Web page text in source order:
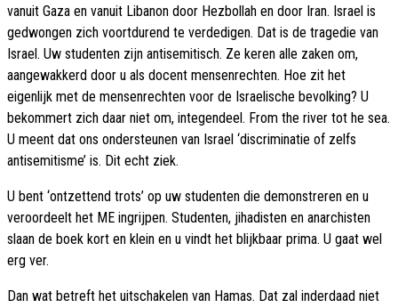
vanuit Gaza en vanuit Libanon door Hezbollah en door Iran. Israel is
gedwongen zich voortdurend te verdedigen. Dat is de tragedie van
Israel. Uw studenten zijn antisemitisch. Ze keren alle zaken om,
aangewakkerd door u als docent mensenrechten. Hoe zit het
eigenlijk met de mensenrechten voor de Israelische bevolking? U
bekommert zich daar niet om, integendeel. From the river tot he sea.
U meent dat ons ondersteunen van Israel ‘discriminatie of zelfs
antisemitisme’ is. Dit echt ziek.
U bent ‘ontzettend trots’ op uw studenten die demonstreren en u
veroordeelt het ME ingrijpen. Studenten, jihadisten en anarchisten
slaan de boek kort en klein en u vindt het blijkbaar prima. U gaat wel
erg ver.
Dan wat betreft het uitschakelen van Hamas. Dat zal inderdaad niet